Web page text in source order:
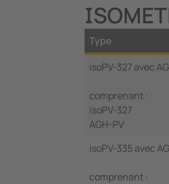
Type
isoPV-327 avec
comprenant :
isoPV-327
AGH-PV
isoPV-335 avec
comprenant :